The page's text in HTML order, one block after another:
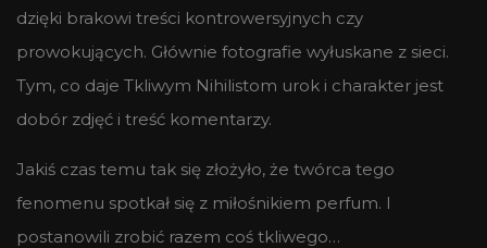
dzięki brakowi treści kontrowersyjnych czy
prowokujących. Głównie fotografie wyłuskane z sieci.
Tym, co daje Tkliwym Nihilistom urok i charakter jest
dobór zdjęć i treść komentarzy.
Jakiś czas temu tak się złożyło, że twórca tego
fenomenu spotkał się z miłośnikiem perfum. I
postanowili zrobić razem coś tkliwego…